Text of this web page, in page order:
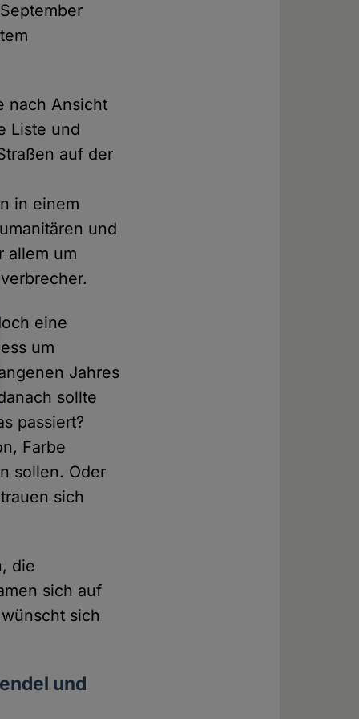
nach Ansicht
Liste und
auf der
in einem
und
allem um
eine
um
Jahres
sollte
passiert?
Farbe
sollen. Oder
sich
die
sich auf
sich
und